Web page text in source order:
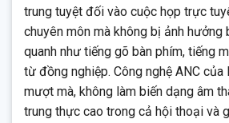
trung tuyệt đối vào cuộc họp trực
chuyên môn mà không bị ảnh hưởng
quanh như tiếng gõ bàn phím, tiếng
từ đồng nghiệp. Công nghệ ANC
mượt mà, không làm biến dạng âm
trung thực cao trong cả hội thoại và